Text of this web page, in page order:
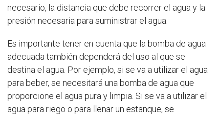
necesario, la distancia que debe recorrer el agua y la
presión necesaria para suministrar el agua.
Es importante tener en cuenta que la bomba de agua
adecuada también dependerá del uso al que se
destina el agua. Por ejemplo, si se va a utilizar el agua
para beber, se necesitará una bomba de agua que
proporcione el agua pura y limpia. Si se va a utilizar el
agua para riego o para llenar un estanque, se